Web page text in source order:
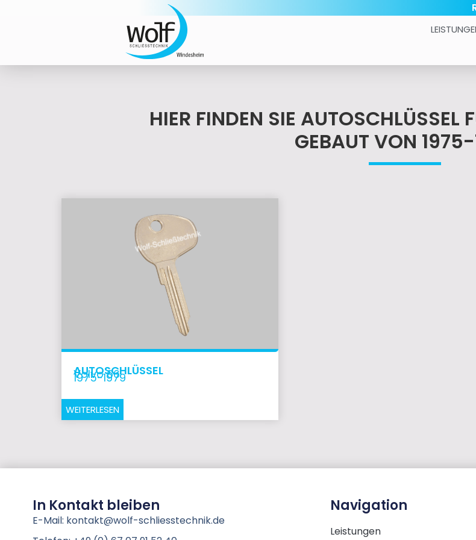
HIER FINDEN SIE AUTOSCHLÜSSEL
GEBAUT VON
AUTOSCHLÜSSEL
Volvo 66
1975-1979
WEITERLESEN
In Kontakt bleiben
E-Mail: kontakt@wolf-schliesstechnik.de
Navigation
Leistungen